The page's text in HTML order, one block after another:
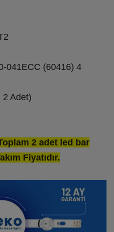
041ECC (60416) 4
2 Adet)
2 adet led bar
Fiyatıdır.